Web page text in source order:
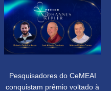
Pesquisadores do CeMEAI
conquistam prêmio voltado à